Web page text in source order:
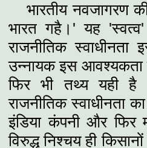
भारतीय नवजागरण
भारत गहै।' यह
राजनीतिक
उन्‍नायक इस आवश्‍यकता
फिर भी तथ्‍य यही है
राज‍नीतिक स्‍वाधीनता
इंडिया कंपनी और फिर
विरुद्ध निश्‍चय ही